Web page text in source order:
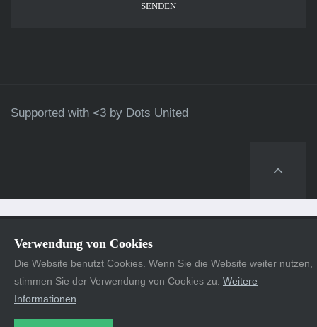
Supported with <3 by Dots United
Verwendung von Cookies
Die Website benutzt Cookies. Wenn Sie die Website weiter nutzen,
stimmen Sie der Verwendung von Cookies zu. Weitere
Informationen